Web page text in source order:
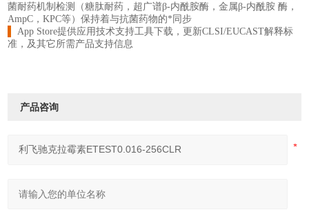
菌耐药机制检测（糖肽耐药，超广谱β-内酰胺酶，金属β-内酰胺 酶，
AmpC ，KPC等）保持着与抗菌药物的*同步
App Store提供应用技术支持工具下载，更新CLSI/EUCAST解释标
准，及其它所需产品支持信息
产品咨询